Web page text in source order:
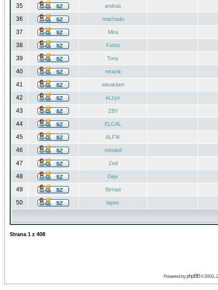
35 andras
36 machado
37 Mira
38 Furbo
39 Tony
40 mrazik
41 misakben
42 eLzyx
43 ZBY
44 ELCAL
45 ALFIK
46 mholod
47 Zed
48 Dejv
49 Strnad
50 lapos
Strana 1 z 408
Powered byphpBB© 2001,